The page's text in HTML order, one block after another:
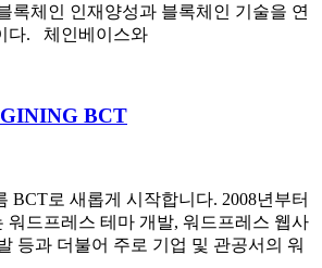
록체인 인재양성과 블록체인 기술을 연
다. 체인베이스와
BCT
BCT로 새롭게 시작합니다. 2008년부터
워드프레스 테마 개발, 워드프레스 웹사
등과 더불어 주로 기업 및 관공서의 워